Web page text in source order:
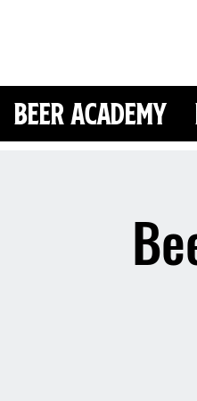
Beer Academy